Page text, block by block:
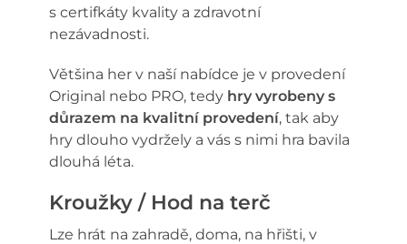
s certifkáty kvality a zdravotní
nezávadnosti.
Většina her v naší nabídce je v provedení
Original nebo PRO, tedy hry vyrobeny s
důrazem na kvalitní provedení, tak aby
hry dlouho vydržely a vás s nimi hra bavila
dlouhá léta.
Kroužky / Hod na terč
Lze hrát na zahradě, doma, na hřišti, v